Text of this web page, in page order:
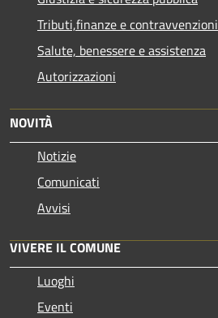
Tributi,finanze e contravvenzioni
Salute, benessere e assistenza
Autorizzazioni
NOVITÀ
Notizie
Comunicati
Avvisi
VIVERE IL COMUNE
Luoghi
Eventi